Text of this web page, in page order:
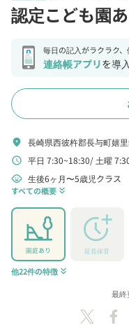
認定こども園
毎日の記入がラクラク、
連絡帳アプリを導
location_on 長崎県西彼杵郡長与町嬉
schedule 平日 7:30~18:30 土曜
child_care 生後6ヶ月〜5歳児クラス
すべての概要 keyboard_double_arrow_down
園庭あり 延長保育
他22件の特徴 keyboard_double_arrow_down
最終